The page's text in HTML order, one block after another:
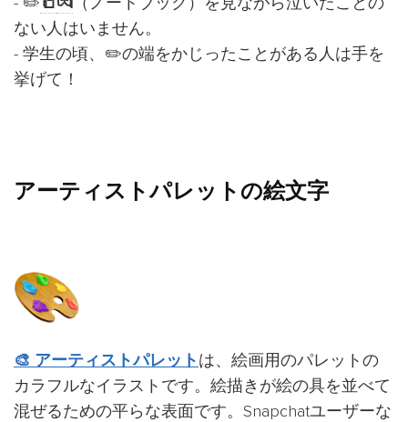
ない人はいません。
- 学生の頃、✏️の端をかじったことがある人は手を
挙げて！
アーティストパレットの絵文字
🎨 アーティストパレットは、絵画用のパレットの
カラフルなイラストです。絵描きが絵の具を並べて
混ぜるための平らな表面です。Snapchatユーザーな